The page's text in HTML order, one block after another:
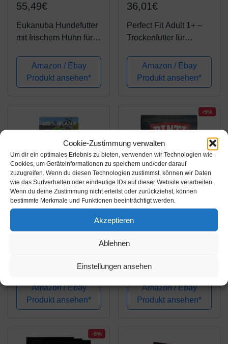
Cookie-Zustimmung verwalten
Um dir ein optimales Erlebnis zu bieten, verwenden wir Technologien wie
Cookies, um Geräteinformationen zu speichern und/oder darauf
zuzugreifen. Wenn du diesen Technologien zustimmst, können wir Daten
wie das Surfverhalten oder eindeutige IDs auf dieser Website verarbeiten.
Wenn du deine Zustimmung nicht erteilst oder zurückziehst, können
bestimmte Merkmale und Funktionen beeinträchtigt werden.
Akzeptieren
Ablehnen
Einstellungen ansehen
55,49€
Eukanuba Hundefutter
mit frischem Huhn für
Premium Trockenfutter
für ausgewachsene
Hunde, 15 kg
Amazon / Ebay
Produkt ansehen*
36,01€
Perfect Fit Adult 1+ –
Trockenfutter für
unter 10 kg – Reich an
Huhn – Unterstützt die
Vitalität von kleinen
Amazon / Ebay
Produkt ansehen*
Amazon.de
Kelp-Alge & Gemüse -
Trockenfutter für
Hunde, Hoher
Fleischanteil, Vitamine,
Hundetrockenfutter,...
Amazon / Ebay
Produkt ansehen*
-5%
Amazon.de
RINTI MAX-I-MUM
Amazon / Ebay
Produkt ansehen*
-5%